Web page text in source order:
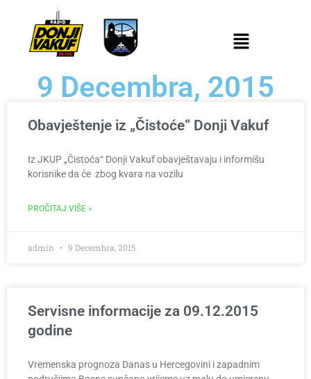
9 Decembra, 2015
Obavještenje iz „Čistoće“ Donji Vakuf
Iz JKUP „Čistoća“ Donji Vakuf obavještavaju i informišu
korisnike da će zbog kvara na vozilu
PROČITAJ VIŠE »
admin 9 Decembra, 2015
Servisne informacije za 09.12.2015
godine
Vremenska prognoza Danas u Hercegovini i zapadnim